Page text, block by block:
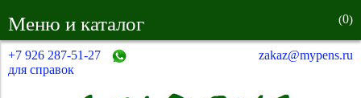
Меню и каталог (0)
+7 926 287-51-27
для справок
zakaz@mypens.ru